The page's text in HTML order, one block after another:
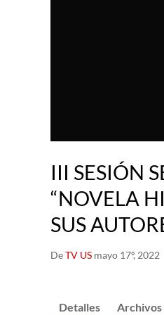
III SESIÓN
“NOVELA
SUS
DeTV US mayo 17º, 2022
Detalles Archivos